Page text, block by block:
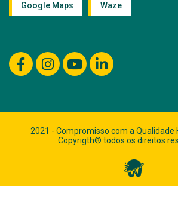
Google Maps Waze
2021 - Compromisso com a Qualidade
Copyrigth® todos os direitos